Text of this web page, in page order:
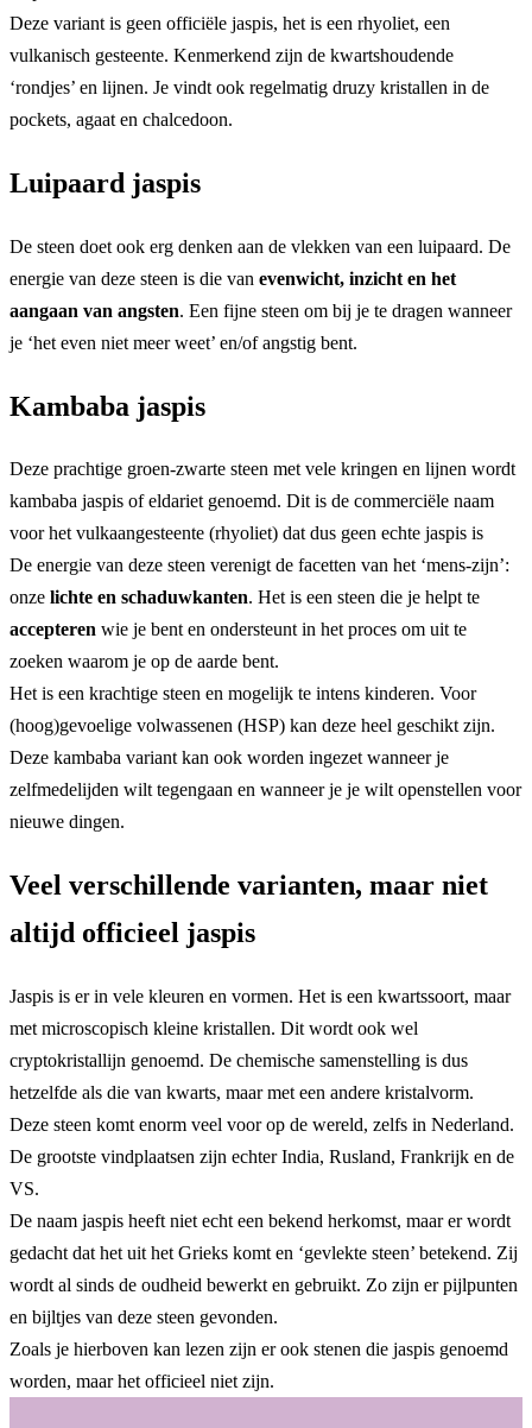
Deze variant is geen officiële jaspis, het is een rhyoliet, een
vulkanisch gesteente. Kenmerkend zijn de kwartshoudende
‘rondjes’ en lijnen. Je vindt ook regelmatig druzy kristallen in de
pockets, agaat en chalcedoon.
Luipaard jaspis
De steen doet ook erg denken aan de vlekken van een luipaard. De
energie van deze steen is die van evenwicht, inzicht en het
aangaan van angsten. Een fijne steen om bij je te dragen wanneer
je ‘het even niet meer weet’ en/of angstig bent.
Kambaba jaspis
Deze prachtige groen-zwarte steen met vele kringen en lijnen wordt
kambaba jaspis of eldariet genoemd. Dit is de commerciële naam
voor het vulkaangesteente (rhyoliet) dat dus geen echte jaspis is
De energie van deze steen verenigt de facetten van het ‘mens-zijn’:
onze lichte en schaduwkanten. Het is een steen die je helpt te
accepteren wie je bent en ondersteunt in het proces om uit te
zoeken waarom je op de aarde bent.
Het is een krachtige steen en mogelijk te intens kinderen. Voor
(hoog)gevoelige volwassenen (HSP) kan deze heel geschikt zijn.
Deze kambaba variant kan ook worden ingezet wanneer je
zelfmedelijden wilt tegengaan en wanneer je je wilt openstellen voor
nieuwe dingen.
Veel verschillende varianten, maar niet
altijd officieel jaspis
Jaspis is er in vele kleuren en vormen. Het is een kwartssoort, maar
met microscopisch kleine kristallen. Dit wordt ook wel
cryptokristallijn genoemd. De chemische samenstelling is dus
hetzelfde als die van kwarts, maar met een andere kristalvorm.
Deze steen komt enorm veel voor op de wereld, zelfs in Nederland.
De grootste vindplaatsen zijn echter India, Rusland, Frankrijk en de
VS.
De naam jaspis heeft niet echt een bekend herkomst, maar er wordt
gedacht dat het uit het Grieks komt en ‘gevlekte steen’ betekend. Zij
wordt al sinds de oudheid bewerkt en gebruikt. Zo zijn er pijlpunten
en bijltjes van deze steen gevonden.
Zoals je hierboven kan lezen zijn er ook stenen die jaspis genoemd
worden, maar het officieel niet zijn.